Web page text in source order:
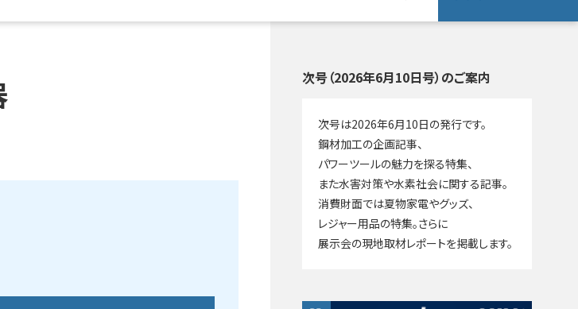
次号（2026年6月10日号）のご案内
次号は2026年6月10日の発行です。
鋼材加工の企画記事、
パワーツールの魅力を探る特集、
また水害対策や水素社会に関する記事。
消費財面では夏物家電やグッズ、
レジャー用品の特集。さらに
展示会の現地取材レポートを掲載します。